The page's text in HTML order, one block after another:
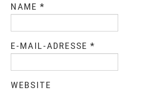
NAME*
E-MAIL-ADRESSE*
WEBSITE